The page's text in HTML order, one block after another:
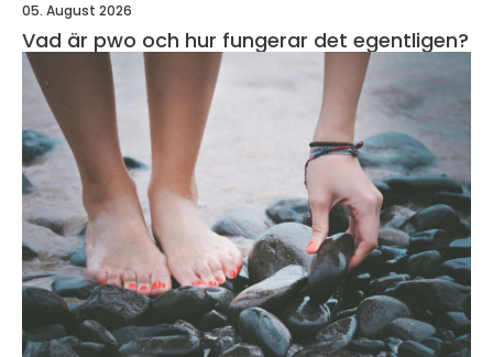
05. August 2026
Vad är pwo och hur fungerar det egentligen?